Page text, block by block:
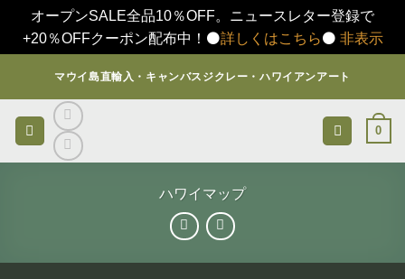
オープンSALE全品10％OFF。ニュースレター登録で
+20％OFFクーポン配布中！⚫️詳しくはこちら⚫️ 非表示
マウイ島直輸入・キャンバスジクレー・ハワイアンアート
0
ハワイマップ